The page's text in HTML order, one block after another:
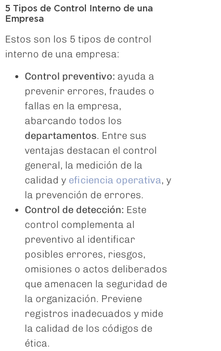
5 Tipos de Control Interno de una
Empresa
Estos son los 5 tipos de control
interno de una empresa:
Control preventivo: ayuda a
prevenir errores, fraudes o
fallas en la empresa,
abarcando todos los
departamentos. Entre sus
ventajas destacan el control
general, la medición de la
calidad y eficiencia operativa, y
la prevención de errores.
Control de detección: Este
control complementa al
preventivo al identificar
posibles errores, riesgos,
omisiones o actos deliberados
que amenacen la seguridad de
la organización. Previene
registros inadecuados y mide
la calidad de los códigos de
ética.